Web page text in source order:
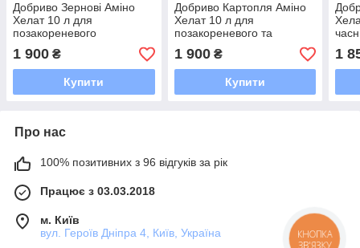
Добриво Зернові Аміно
Хелат 10 л для
позакореневого
підживлення зернових
культур
1 900 ₴
Купити
Добриво Картопля Аміно
Хелат 10 л для
позакореневого та
кореневого підживлення
картоплі
1 900₴
Купити
1
Про нас
100% позитивних з 96 відгуків за рік
Працює з 03.03.2018
м. Київ
вул. Героїв Дніпра 4, Київ, Україна
КНОПКА
ЗВ'ЯЗКУ